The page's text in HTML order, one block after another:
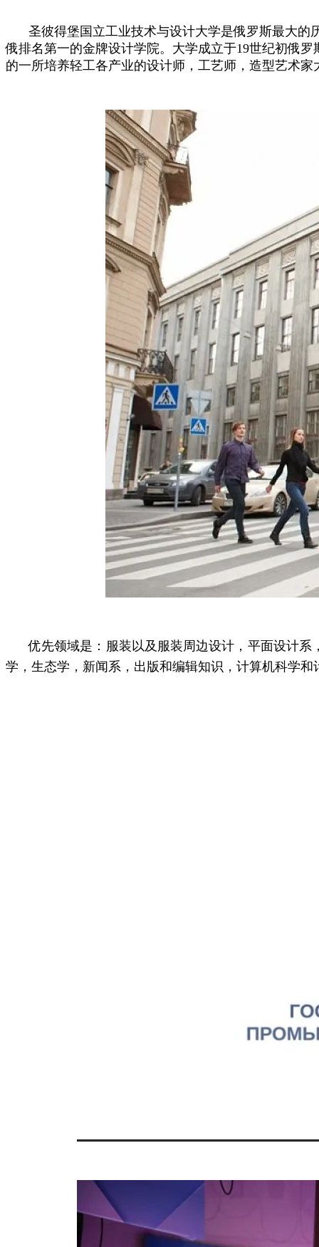
圣彼得堡国立工业技术与设计大学是俄罗斯最大
俄排名第一的金牌设计学院。大学成立于19世纪初俄
的一所培养轻工各产业的设计师，工艺师，造型艺术家
优先领域是：服装以及服装周边设计，平面设计
学，生态学，新闻系，出版和编辑知识，计算机科学